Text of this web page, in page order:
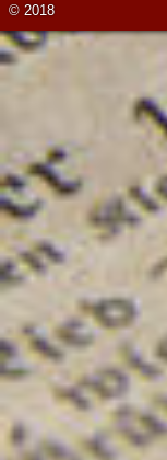
© 2018